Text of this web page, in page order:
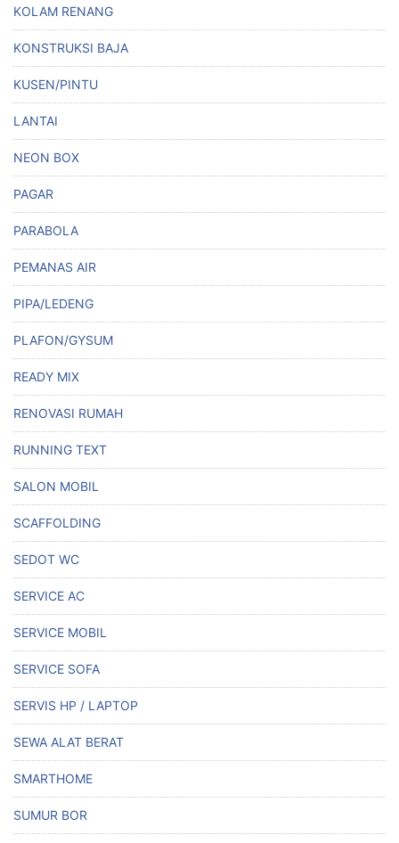
KOLAM RENANG
KONSTRUKSI BAJA
KUSEN/PINTU
LANTAI
NEON BOX
PAGAR
PARABOLA
PEMANAS AIR
PIPA/LEDENG
PLAFON/GYSUM
READY MIX
RENOVASI RUMAH
RUNNING TEXT
SALON MOBIL
SCAFFOLDING
SEDOT WC
SERVICE AC
SERVICE MOBIL
SERVICE SOFA
SERVIS HP / LAPTOP
SEWA ALAT BERAT
SMARTHOME
SUMUR BOR